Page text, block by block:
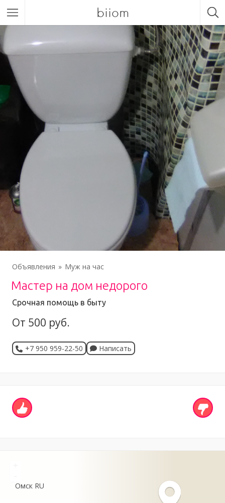
biiom
Объявления Муж на час
Мастер на дом недорого
Срочная помощь в быту
От 500 руб.
+7 950 959-22-50 Написать
Омск RU